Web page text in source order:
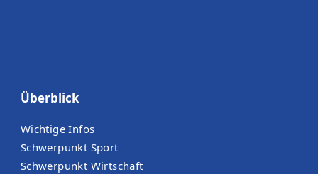
Überblick
Wichtige Infos
Schwerpunkt Sport
Schwerpunkt Wirtschaft